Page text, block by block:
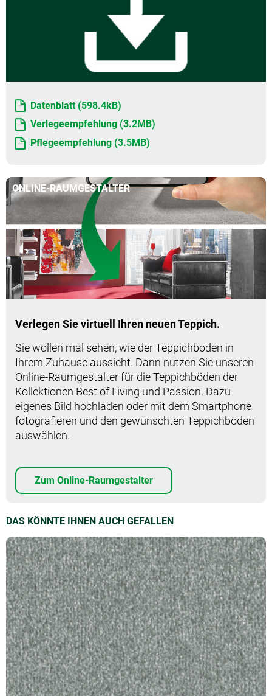
Datenblatt (598.4kB)
Verlegeempfehlung (3.2MB)
Pflegeempfehlung (3.5MB)
ONLINE-RAUMGESTALTER
Verlegen Sie virtuell Ihren neuen Teppich.
Sie wollen mal sehen, wie der Teppichboden in
Ihrem Zuhause aussieht. Dann nutzen Sie unseren
Online-Raumgestalter für die Teppichböden der
Kollektionen Best of Living und Passion. Dazu
eigenes Bild hochladen oder mit dem Smartphone
fotografieren und den gewünschten Teppichboden
auswählen.
Zum Online-Raumgestalter
DAS KÖNNTE IHNEN AUCH GEFALLEN